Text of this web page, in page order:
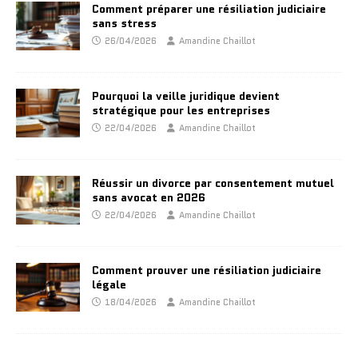
Comment préparer une résiliation judiciaire
sans stress
26/04/2026 Amandine Chaillot
Pourquoi la veille juridique devient
stratégique pour les entreprises
22/04/2026 Amandine Chaillot
Réussir un divorce par consentement mutuel
sans avocat en 2026
22/04/2026 Amandine Chaillot
Comment prouver une résiliation judiciaire
légale
18/04/2026 Amandine Chaillot